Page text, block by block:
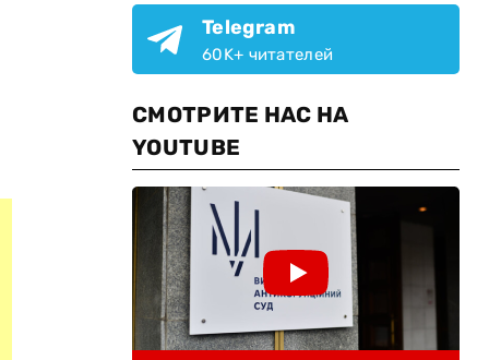
Telegram
60K+ читателей
СМОТРИТЕ НАС НА
YOUTUBE